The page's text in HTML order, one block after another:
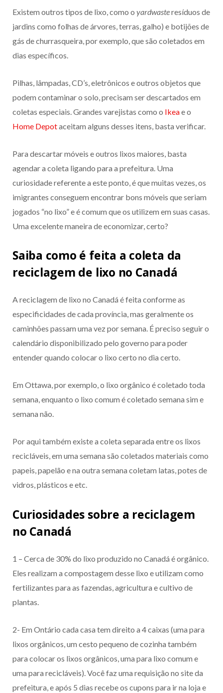
Existem outros tipos de lixo, como o yardwasteresíduos de
jardins como folhas de árvores, terras, galho) e botijões de
gás de churrasqueira, por exemplo, que são coletados em
dias específicos.
Pilhas, lâmpadas, CD’s, eletrônicos e outros objetos que
podem contaminar o solo, precisam ser descartados em
coletas especiais. Grandes varejistas como o Ikeae o
Home Depotaceitam alguns desses itens, basta verificar.
Para descartar móveis e outros lixos maiores, basta
agendar a coleta ligando para a prefeitura. Uma
curiosidade referente a este ponto, é que muitas vezes, os
imigrantes conseguem encontrar bons móveis que seriam
jogados “no lixo” e é comum que os utilizem em suas casas.
Uma excelente maneira de economizar, certo?
Saiba como é feita a coleta da
reciclagem de lixo no Canadá
A reciclagem de lixo no Canadá é feita conforme as
especificidades de cada província, mas geralmente os
caminhões passam uma vez por semana. É preciso seguir o
calendário disponibilizado pelo governo para poder
entender quando colocar o lixo certo no dia certo.
Em Ottawa, por exemplo, o lixo orgânico é coletado toda
semana, enquanto o lixo comum é coletado semana sim e
semana não.
Por aqui também existe a coleta separada entre os lixos
recicláveis, em uma semana são coletados materiais como
papeis, papelão e na outra semana coletam latas, potes de
vidros, plásticos e etc.
Curiosidades sobre a reciclagem
no Canadá
1 – Cerca de 30% do lixo produzido no Canadá é orgânico.
Eles realizam a compostagem desse lixo e utilizam como
fertilizantes para as fazendas, agricultura e cultivo de
plantas.
2- Em Ontário cada casa tem direito a 4 caixas (uma para
lixos orgânicos, um cesto pequeno de cozinha também
para colocar os lixos orgânicos, uma para lixo comum e
uma para recicláveis). Você faz uma requisição no site da
prefeitura, e após 5 dias recebe os cupons para ir na loja e